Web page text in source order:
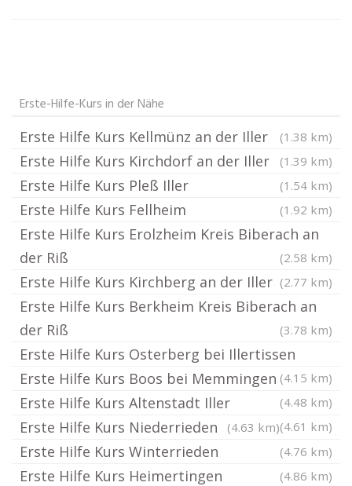
Erste-Hilfe-Kurs in der Nähe
Erste Hilfe Kurs Kellmünz an der Iller (1.38 km)
Erste Hilfe Kurs Kirchdorf an der Iller (1.39 km)
Erste Hilfe Kurs Pleß Iller (1.54 km)
Erste Hilfe Kurs Fellheim (1.92 km)
Erste Hilfe Kurs Erolzheim Kreis Biberach an
der Riß
(2.58 km)
Erste Hilfe Kurs Kirchberg an der Iller (2.77 km)
Erste Hilfe Kurs Berkheim Kreis Biberach an
der Riß
(3.78 km)
Erste Hilfe Kurs Osterberg bei Illertissen
(4.15 km)
Erste Hilfe Kurs Boos bei Memmingen
(4.48 km)
Erste Hilfe Kurs Altenstadt Iller
(4.61 km)
Erste Hilfe Kurs Niederrieden (4.63 km)
Erste Hilfe Kurs Winterrieden (4.76 km)
Erste Hilfe Kurs Heimertingen (4.86 km)